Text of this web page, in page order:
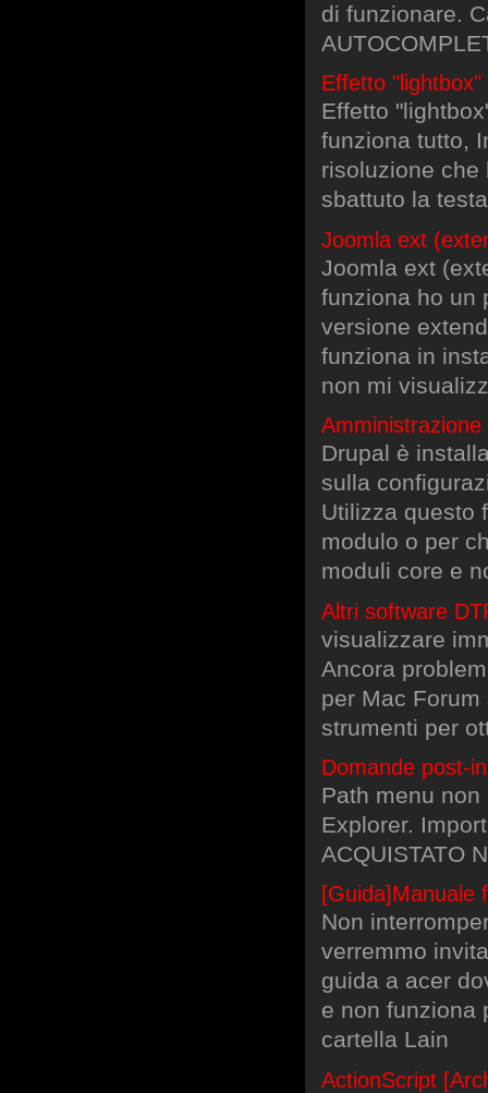
di funzionare.
Effetto "lightbox"
Effetto
funziona tutto,
risoluzione che
sbattuto la
Joomla ext
Joomla ext
funziona ho un
versione
funziona in
non mi
Drupal è
sulla
Utilizza questo
modulo o per
moduli core e
Altri software
visualizzare
Ancora
per Mac
strumenti per
Domande post-
Path menu
Explorer.
ACQUISTATO
[Guida]Manuale
Non
verremmo
guida a acer
e non funziona
cartella Lain
ActionScript